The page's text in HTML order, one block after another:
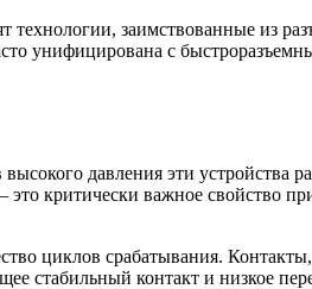
заимствованные из
унифицирована с
давления эти устройства
критически важное свойство
циклов срабатывания.
стабильный контакт и низкое